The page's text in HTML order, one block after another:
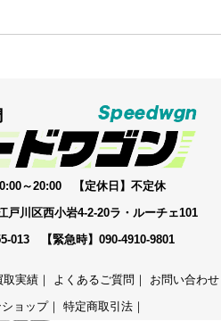
～20:00 【定休日】不定休
川区西小岩4-2-20ラ・ルーチェ101
013 【緊急時】090-4910-9801
取実績 ｜ よくあるご質問 ｜ お問い合わせ
ョップ｜特定商取引法 ｜